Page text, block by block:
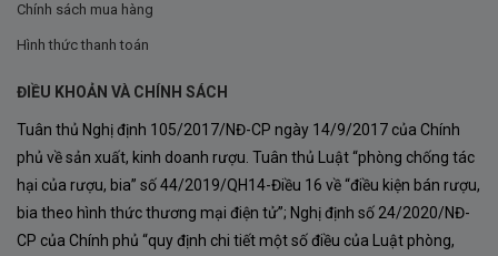
Ghi chú nếm thử Rượu Vang Chateau Leret
Chính sách mua hàng
Hình thức thanh toán
ĐIỀU KHOẢN VÀ CHÍNH SÁCH
Tuân thủ Nghị định 105/2017/NĐ-CP ngày 14/9/2017 của Chính
phủ về sản xuất, kinh doanh rượu. Tuân thủ Luật “phòng chống tác
hại của rượu, bia” số 44/2019/QH14-Điều 16 về “điều kiện bán rượu,
bia theo hình thức thương mại điện tử”; Nghị định số 24/2020/NĐ-
CP của Chính phủ “quy định chi tiết một số điều của Luật phòng,